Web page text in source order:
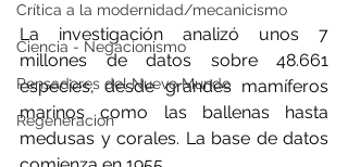
Crítica a la modernidad/mecanicismo
Ciencia - Negacionismo
Pensadores del Nuevo Mundo
Regeneración
La investigación analizó unos 7
millones de datos sobre 48.661
especies, desde grandes mamíferos
marinos como las ballenas hasta
medusas y corales. La base de datos